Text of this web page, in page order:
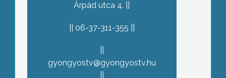
Árpád utca 4.
06-37-311-355
gyongyostv@gyongyostv.hu